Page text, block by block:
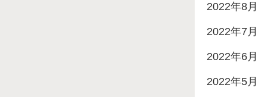
2022年8月
2022年7月
2022年6月
2022年5月